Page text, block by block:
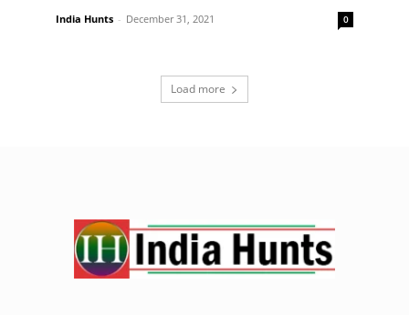
India Hunts - December 31, 2021 0
Load more